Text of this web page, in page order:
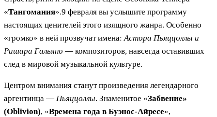
«Тангомания».9 февраля вы услышите программу
настоящих ценителей этого изящного жанра. Особенно
«громко» в ней прозвучат имена:Астора Пьяццоллы и
Ришара Гальяно — композиторов, навсегда оставивших
след в мировой музыкальной культуре.
Центром внимания станут произведения легендарного
аргентинца — Пьяццоллы. Знаменитое «Забвение»
(Oblivion), «Времена года в Буэнос-Айресе»,